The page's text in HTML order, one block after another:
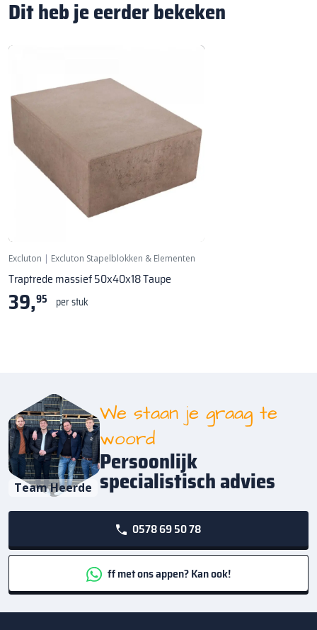
Dit heb je eerder bekeken
Excluton | Excluton Stapelblokken & Elementen
Traptrede massief 50x40x18 Taupe
39,95 per stuk
Team Heerde
We staan je graag te
woord
Persoonlijk
specialistisch advies
0578 69 50 78
ff met ons appen? Kan ook!